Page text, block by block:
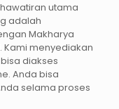
utama
adalah
Makharya
Kami menyediakan
diakses
Anda bisa
selama proses